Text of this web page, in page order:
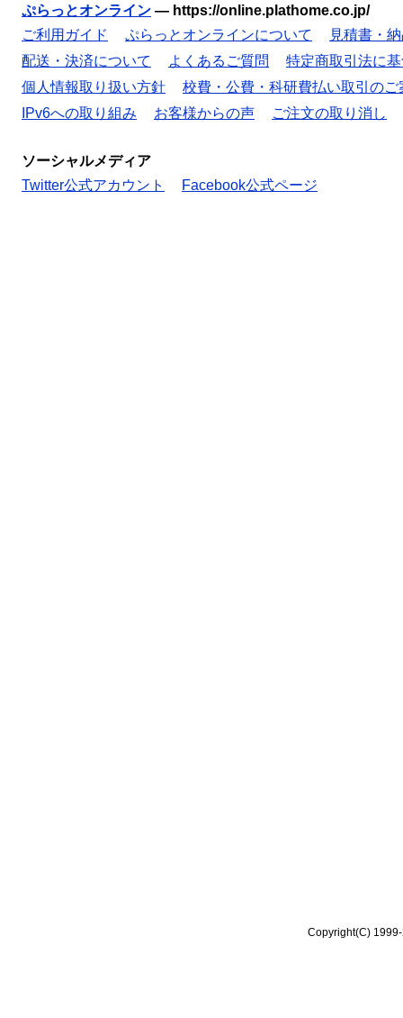
ぷらっとオンライン — https://online.plathome.co.jp/
ご利用ガイド
ぷらっとオンラインについて
見積書・
配送・決済について
よくあるご質問
特定商取引法に
個人情報取り扱い方針
校費・公費・科研費払い取引のご
IPv6への取り組み
お客様からの声 ご注文の取り消し
ソーシャルメディア
Twitter公式アカウント
Facebook公式ページ
Copyright(C)